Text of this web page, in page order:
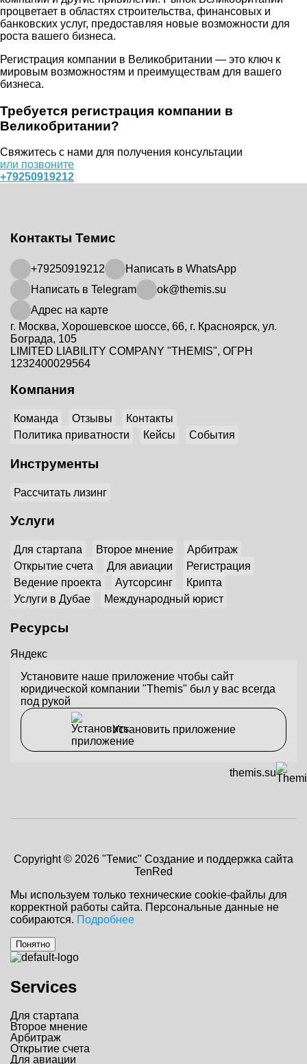
процветает в областях строительства, финансовых и
банковских услуг, предоставляя новые возможности для
роста вашего бизнеса.
Регистрация компании в Великобритании — это ключ к
мировым возможностям и преимуществам для вашего
бизнеса.
Требуется регистрация компании в
Великобритании?
Свяжитесь с нами для получения консультации
или позвоните
+79250919212
Контакты Темис
+79250919212
Написать в WhatsApp
Написать в Telegram
ok@themis.su
Адрес на карте
г. Москва, Хорошевское шоссе, 66, г. Красноярск, ул.
Бограда, 105
LIMITED LIABILITY COMPANY "THEMIS", ОГРН
1232400029564
Компания
Команда Отзывы
Контакты
Политика приватности
Кейсы События
Инструменты
Рассчитать лизинг
Услуги
Для стартапа Второе мнение
Арбитраж
Открытие счета
Для авиации
Регистрация
Ведение проекта
Аутсорсинг
Крипта
Услуги в Дубае
Международный юрист
Ресурсы
Яндекс
Установите наше приложение чтобы сайт
юридической компании "Themis" был у вас всегда
под рукой
Установить приложение
themis.su
Copyright © 2026 "Темис" Создание и поддержка сайта
TenRed
Мы используем только технические cookie-файлы для
корректной работы сайта. Персональные данные не
собираются. Подробнее
Понятно
Services
Для стартапа
Второе мнение
Арбитраж
Открытие счета
Для авиации